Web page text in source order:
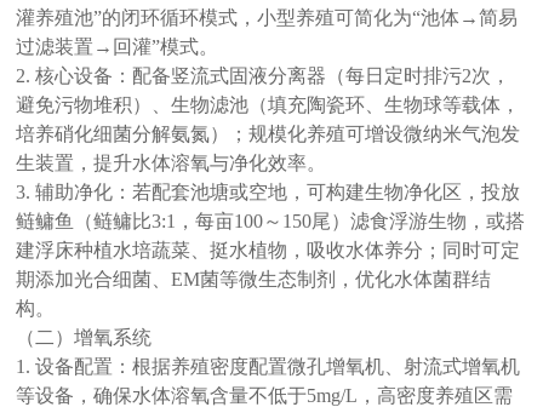
灌养殖池”的闭环循环模式，小型养殖可简化为“池体→简易
过滤装置→回灌”模式。
2. 核心设备：配备竖流式固液分离器（每日定时排污2次，
避免污物堆积）、生物滤池（填充陶瓷环、生物球等载体，
培养硝化细菌分解氨氮）；规模化养殖可增设微纳米气泡发
生装置，提升水体溶氧与净化效率。
3. 辅助净化：若配套池塘或空地，可构建生物净化区，投放
鲢鳙鱼（鲢鳙比3:1，每亩100～150尾）滤食浮游生物，或搭
建浮床种植水培蔬菜、挺水植物，吸收水体养分；同时可定
期添加光合细菌、EM菌等微生态制剂，优化水体菌群结
构。
（二）增氧系统
1. 设备配置：根据养殖密度配置微孔增氧机、射流式增氧机
等设备，确保水体溶氧含量不低于5mg/L，高密度养殖区需